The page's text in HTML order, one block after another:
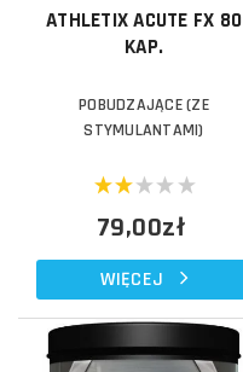
ATHLETIX ACUTE FX 80
KAP.
POBUDZAJĄCE (ZE
STYMULANTAMI)
79,00zł
WIĘCEJ